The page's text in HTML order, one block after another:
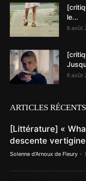
le...
8 août
8 août
ARTICLES RÉCENTS
[Littérature] «
descente
Solenne d'Arnoux de Fleury -